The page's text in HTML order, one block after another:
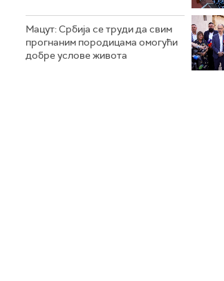
Мацут: Србија се труди да свим
прогнаним породицама омогући
добре услове живота